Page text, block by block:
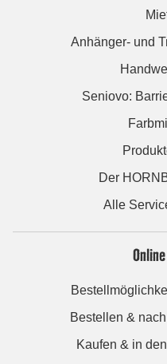
Anhänger- und
Seniovo:
Der
Alle
Bestellen &
Kaufen & in